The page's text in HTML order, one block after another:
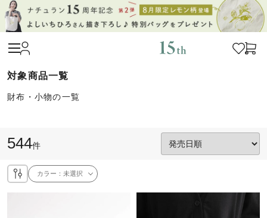
財布・小物の一覧
544件
カラー：未選択